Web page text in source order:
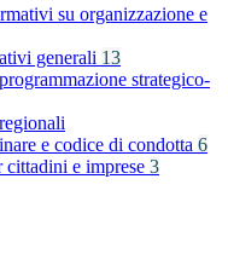
su organizzazione e
generali 13
strategico-
e codice di condotta 6
e imprese 3